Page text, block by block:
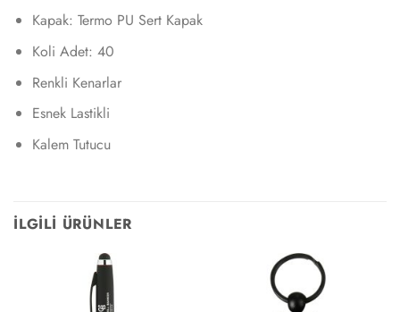
Kapak: Termo PU Sert Kapak
Koli Adet: 40
Renkli Kenarlar
Esnek Lastikli
Kalem Tutucu
İLGILI ÜRÜNLER